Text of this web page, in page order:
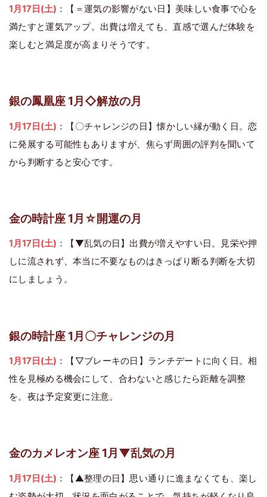
1月17日(土) ：【＝運気の影響がない日】美味しい食事で心を
満たすと運気アップ。出費は増えても、直感で選んだ体験を
楽しむと満足度が高まりそうです。
銀の鳳凰座 1月◇解放の月
1月17日(土) ：【〇チャレンジの日】懐かしい縁が動く日。恋
に発展する可能性もありますが、焦らず周囲の評判を聞いて
から判断すると安心です。
金の時計座 1月☆開運の月
1月17日(土) ：【▼乱気の日】出費が増えやすい日。見栄や押
しに流されず、本当に不要なものはきっぱり断る判断を大切
にしましょう。
銀の時計座 1月〇チャレンジの月
1月17日(土) ：【▽ブレーキの日】ランチデートに向く日。相
性を見極める機会にして、合わないと感じたら距離を調整
を。夜は予定変更に注意。
金のカメレオン座 1月▼乱気の月
1月17日(土) ：【▲整理の日】思い通りに進まなくても、楽し